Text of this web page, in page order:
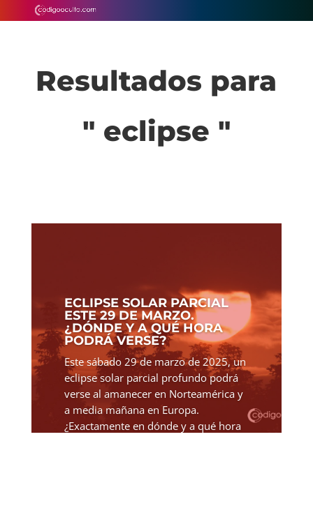
Resultados para
" eclipse "
ECLIPSE SOLAR PARCIAL
ESTE 29 DE MARZO.
¿DÓNDE Y A QUÉ HORA
PODRÁ VERSE?
Este sábado 29 de marzo de 2025, un
eclipse solar parcial profundo podrá
verse al amanecer en Norteamérica y
a media mañana en Europa.
¿Exactamente en dónde y a qué hora